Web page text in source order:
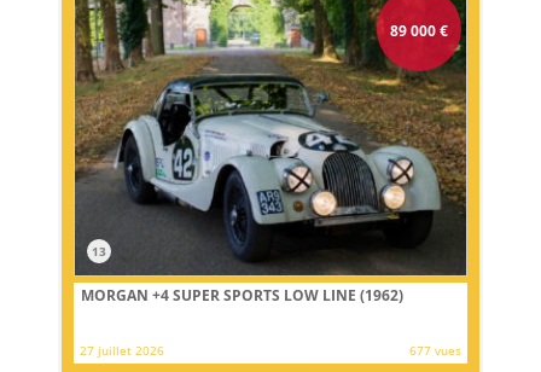
89 000€
13
MORGAN +4 SUPER SPORTS LOW LINE (1962)
27 juillet 2026 677 vues